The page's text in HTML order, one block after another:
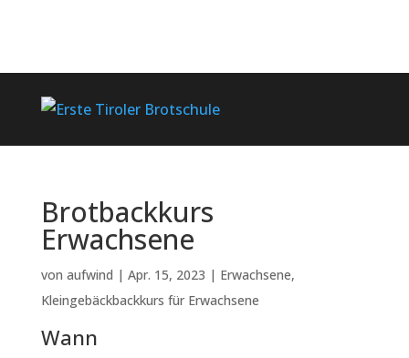
Brotbackkurs
Erwachsene
von aufwind | Apr. 15, 2023 | Erwachsene,
Kleingebäckbackkurs für Erwachsene
Wann